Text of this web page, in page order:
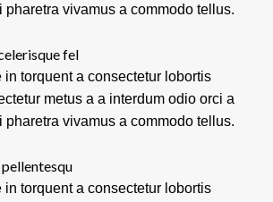
pharetra vivamus a commodo tellus.
fel
torquent a consectetur lobortis
metus a a interdum odio orci a
pharetra vivamus a commodo tellus.
pellentesqu
torquent a consectetur lobortis